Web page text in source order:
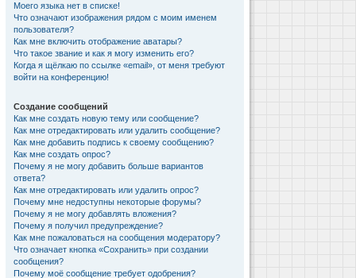
Моего языка нет в списке!
Что означают изображения рядом с моим именем
пользователя?
Как мне включить отображение аватары?
Что такое звание и как я могу изменить его?
Когда я щёлкаю по ссылке «email», от меня требуют
войти на конференцию!
Создание сообщений
Как мне создать новую тему или сообщение?
Как мне отредактировать или удалить сообщение?
Как мне добавить подпись к своему сообщению?
Как мне создать опрос?
Почему я не могу добавить больше вариантов
ответа?
Как мне отредактировать или удалить опрос?
Почему мне недоступны некоторые форумы?
Почему я не могу добавлять вложения?
Почему я получил предупреждение?
Как мне пожаловаться на сообщения модератору?
Что означает кнопка «Сохранить» при создании
сообщения?
Почему моё сообщение требует одобрения?